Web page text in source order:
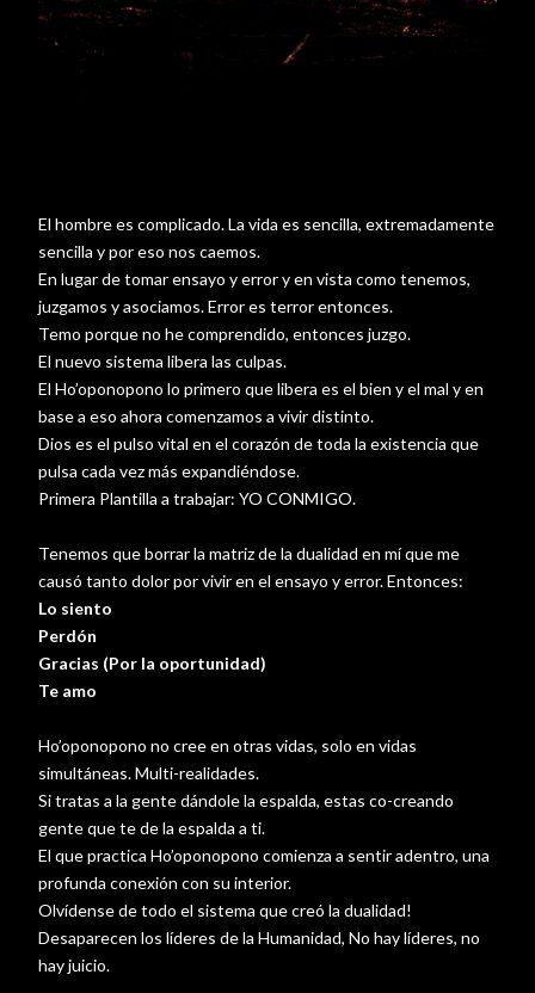
El hombre es complicado. La vida es sencilla, extremadamente
sencilla y por eso nos caemos.
En lugar de tomar ensayo y error y en vista como tenemos,
juzgamos y asociamos. Error es terror entonces.
Temo porque no he comprendido, entonces juzgo.
El nuevo sistema libera las culpas.
El Ho’oponopono lo primero que libera es el bien y el mal y en
base a eso ahora comenzamos a vivir distinto.
Dios es el pulso vital en el corazón de toda la existencia que
pulsa cada vez más expandiéndose.
Primera Plantilla a trabajar: YO CONMIGO.
Tenemos que borrar la matriz de la dualidad en mí que me
causó tanto dolor por vivir en el ensayo y error. Entonces:
Lo siento
Perdón
Gracias (Por la oportunidad)
Te amo
Ho’oponopono no cree en otras vidas, solo en vidas
simultáneas. Multi-realidades.
Si tratas a la gente dándole la espalda, estas co-creando
gente que te de la espalda a ti.
El que practica Ho’oponopono comienza a sentir adentro, una
profunda conexión con su interior.
Olvídense de todo el sistema que creó la dualidad!
Desaparecen los líderes de la Humanidad, No hay líderes, no
hay juicio.